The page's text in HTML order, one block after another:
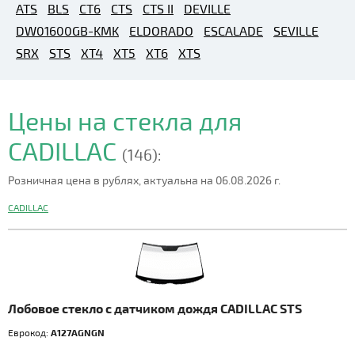
ATS BLS CT6 CTS CTS II
DEVILLE
DW01600GB-KMK
ELDORADO ESCALADE
SEVILLE
SRX
STS XT4 XT5 XT6 XTS
Цены на стекла для
CADILLAC (146):
Розничная цена в рублях, актуальна на 06.08.2026 г.
CADILLAC
Лобовое стекло с датчиком дождя CADILLAC STS
Еврокод: A127AGNGN